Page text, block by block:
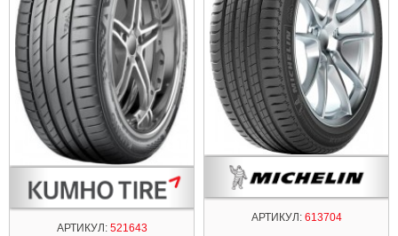
АРТИКУЛ:521643
АРТИКУЛ:613704